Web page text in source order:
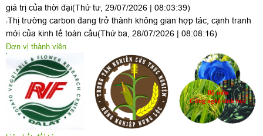
giá trị của thời đại(Thứ tư, 29/07/2026 | 08:03:39)
Thị trường carbon đang trở thành không gian hợp tác, cạnh tranh
mới của kinh tế toàn cầu(Thứ ba, 28/07/2026 | 08:08:16)
Đơn vị thành viên